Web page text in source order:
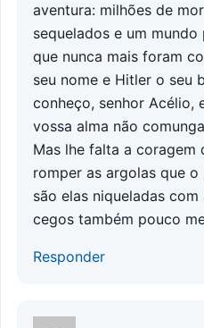
aventura: milhões de
sequelados e um
que nunca mais foram
seu nome e Hitler o seu
conheço, senhor Acélio,
vossa alma não
Mas lhe falta a coragem
romper as argolas que
são elas niqueladas
cegos também pouco
Responder